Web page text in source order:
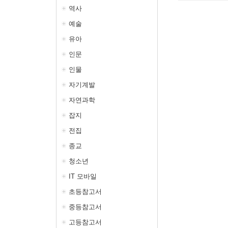
역사
예술
유아
인문
인물
자기계발
자연과학
잡지
전집
종교
청소년
IT 모바일
초등참고서
중등참고서
고등참고서